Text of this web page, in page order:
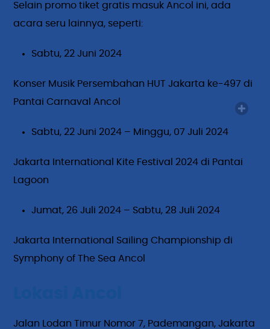
Selain promo tiket gratis masuk Ancol ini, ada
acara seru lainnya, seperti:
Sabtu, 22 Juni 2024
Konser Musik Persembahan HUT Jakarta ke-497 di
Pantai Carnaval Ancol
Sabtu, 22 Juni 2024 – Minggu, 07 Juli 2024
Jakarta International Kite Festival 2024 di Pantai
Lagoon
Jumat, 26 Juli 2024 – Sabtu, 28 Juli 2024
Jakarta International Sailing Championship di
Symphony of The Sea Ancol
Jalan Lodan Timur Nomor 7, Pademangan, Jakarta